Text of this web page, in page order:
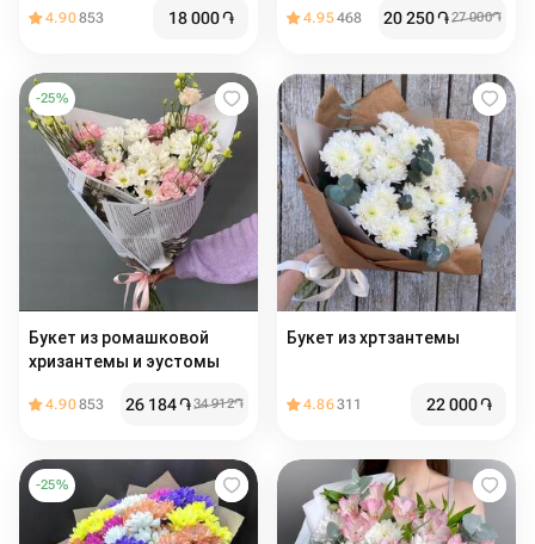
4.90853 18 000֏ 4.95468 20 250֏27 000֏
-25%
Букет из ромашковой
хризантемы и эустомы
4.90853 26 184֏34 912֏
Букет из хртзантемы
4.86311 22 000֏
-25%